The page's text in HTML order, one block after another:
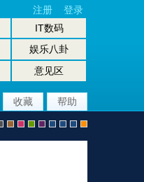
IT数码
娱乐八卦
意见区
注册 登录
收藏 帮助